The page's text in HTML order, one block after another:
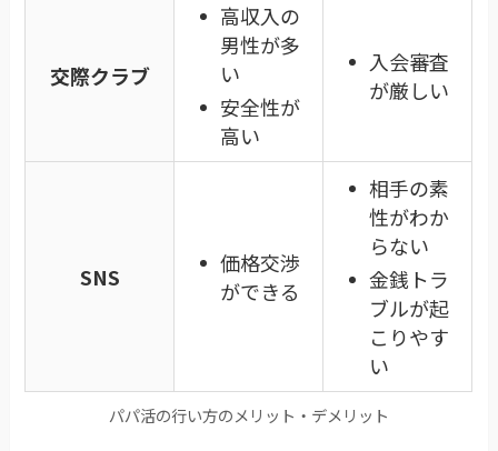
交際クラブ
高収入の
男性が多
い
安全性が
高い
入会審査
が厳しい
SNS
価格交渉
ができる
相手の素
性がわか
らない
金銭トラ
ブルが起
こりやす
い
パパ活の行い方のメリット・デメリット